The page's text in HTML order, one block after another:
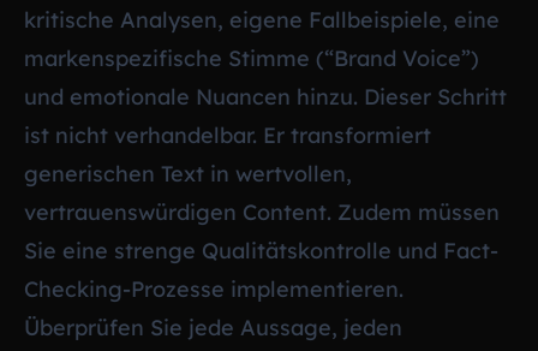
kritische Analysen, eigene Fallbeispiele, eine
markenspezifische Stimme (“Brand Voice”)
und emotionale Nuancen hinzu. Dieser Schritt
ist nicht verhandelbar. Er transformiert
generischen Text in wertvollen,
vertrauenswürdigen Content. Zudem müssen
Sie eine strenge Qualitätskontrolle und Fact-
Checking-Prozesse implementieren.
Überprüfen Sie jede Aussage, jeden